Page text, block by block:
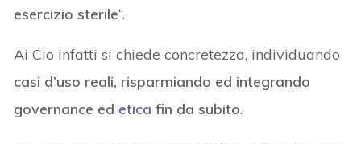
esercizio sterile“.
Ai Cio infatti si chiede concretezza, individuando
casi d’uso reali, risparmiando ed integrando
governance ed etica fin da subito.